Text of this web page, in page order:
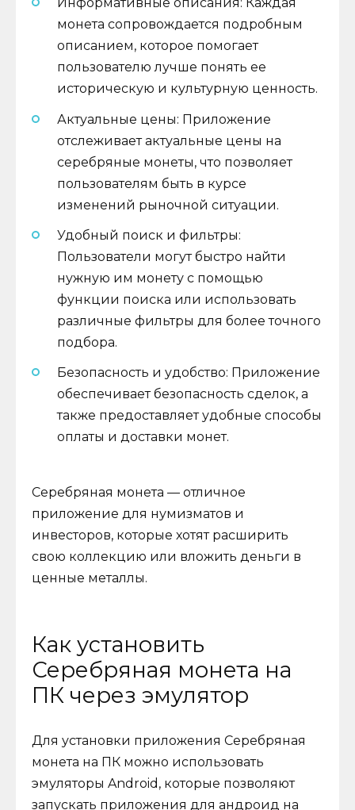
Информативные описания: Каждая
монета сопровождается подробным
описанием, которое помогает
пользователю лучше понять ее
историческую и культурную ценность.
Актуальные цены: Приложение
отслеживает актуальные цены на
серебряные монеты, что позволяет
пользователям быть в курсе
изменений рыночной ситуации.
Удобный поиск и фильтры:
Пользователи могут быстро найти
нужную им монету с помощью
функции поиска или использовать
различные фильтры для более точного
подбора.
Безопасность и удобство: Приложение
обеспечивает безопасность сделок, а
также предоставляет удобные способы
оплаты и доставки монет.
Серебряная монета — отличное
приложение для нумизматов и
инвесторов, которые хотят расширить
свою коллекцию или вложить деньги в
ценные металлы.
Как установить
Серебряная монета на
ПК через эмулятор
Для установки приложения Серебряная
монета на ПК можно использовать
эмуляторы Android, которые позволяют
запускать приложения для андроид на